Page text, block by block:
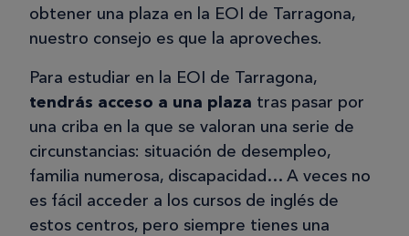
obtener una plaza en la EOI de Tarragona,
nuestro consejo es que la aproveches.
Para estudiar en la EOI de Tarragona,
tendrás acceso a una plaza tras pasar por
una criba en la que se valoran una serie de
circunstancias: situación de desempleo,
familia numerosa, discapacidad… A veces no
es fácil acceder a los cursos de inglés de
estos centros, pero siempre tienes una